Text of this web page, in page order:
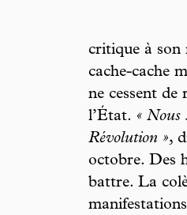
critique à son
cache-cache
ne cessent de
l’État. « Nous
Révolution »,
octobre. Des
battre. La